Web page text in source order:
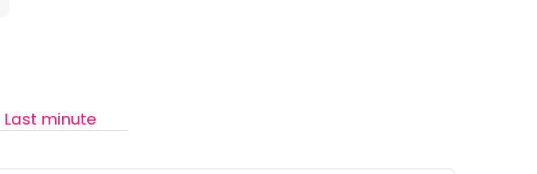
Last minute